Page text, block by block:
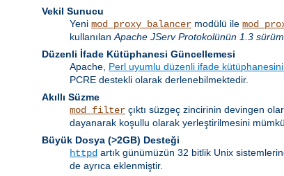
Vekil Sunucu
Yeni mod_proxy_balancer modülü ile
kullanılan Apache JServ Protokolünün 1.3
Düzenli İfade Kütüphanesi Güncellemesi
Apache, Perl uyumlu düzenli ifade
PCRE destekli olarak derlenebilmektedir.
Akıllı Süzme
mod_filter çıktı süzgeç zincirinin devingen
dayanarak koşullu olarak yerleştirilmesini
Büyük Dosya (>2GB) Desteği
httpd artık günümüzün 32 bitlik Unix
de ayrıca eklenmiştir.